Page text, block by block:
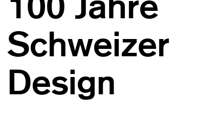
Schweizer
Design